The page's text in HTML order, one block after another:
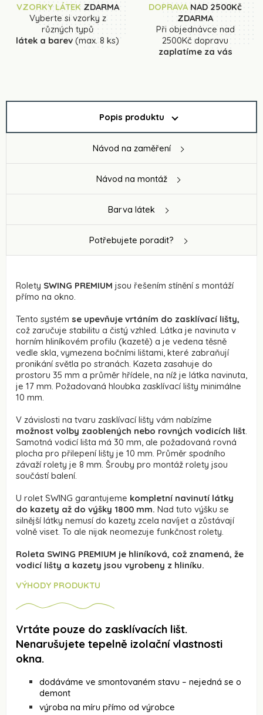
VZORKY LÁTEK ZDARMA
Vyberte si vzorky z
různých typů
látek a barev (max. 8 ks)
DOPRAVA NAD 2500Kč
ZDARMA
Při objednávce nad
2500Kč dopravu
zaplatíme za vás
Popis produktu
Návod na zaměření
Návod na montáž
Barva látek
Potřebujete poradit?
Rolety SWING PREMIUM jsou řešením stínění s montáží
přímo na okno.
Tento systém se upevňuje vrtáním do zasklívací lišty,
což zaručuje stabilitu a čistý vzhled. Látka je navinuta v
horním hliníkovém profilu (kazetě) a je vedena těsně
vedle skla, vymezena bočními lištami, které zabraňují
pronikání světla po stranách. Kazeta zasahuje do
prostoru 35 mm a průměr hřídele, na níž je látka navinuta,
je 17 mm. Požadovaná hloubka zasklívací lišty minimálne
10 mm.
V závislosti na tvaru zasklívací lišty vám nabízíme
možnost volby zaoblených nebo rovných vodicích lišt.
Samotná vodicí lišta má 30 mm, ale požadovaná rovná
plocha pro přilepení lišty je 10 mm. Průměr spodního
závaží rolety je 8 mm. Šrouby pro montáž rolety jsou
součástí balení.
U rolet SWING garantujeme kompletní navinutí látky
do kazety až do výšky 1800 mm. Nad tuto výšku se
silnější látky nemusí do kazety zcela navíjet a zůstávají
volně viset. To ale nijak neomezuje funkčnost rolety.
Roleta SWING PREMIUM je hliníková, což znamená, že
vodicí lišty a kazety jsou vyrobeny z hliníku.
VÝHODY PRODUKTU
Vrtáte pouze do zasklívacích lišt.
Nenarušujete tepelně izolační vlastnosti
okna.
dodáváme ve smontovaném stavu – nejedná se o
demont
výroba na míru přímo od výrobce